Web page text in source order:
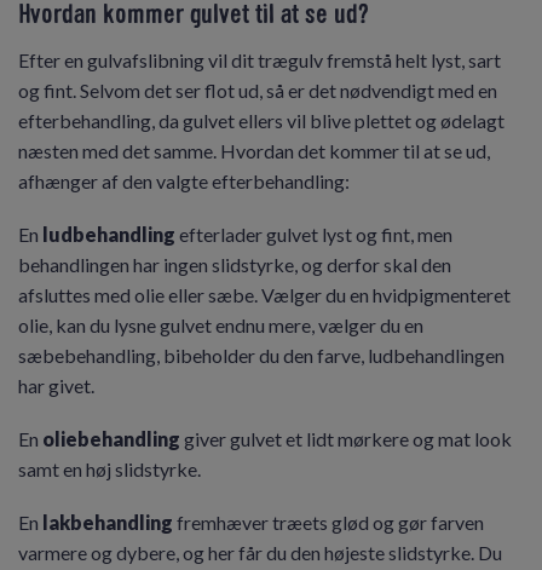
Hvordan kommer gulvet til at se ud?
Efter en gulvafslibning vil dit trægulv fremstå helt lyst, sart
og fint. Selvom det ser flot ud, så er det nødvendigt med en
efterbehandling, da gulvet ellers vil blive plettet og ødelagt
næsten med det samme. Hvordan det kommer til at se ud,
afhænger af den valgte efterbehandling:
En ludbehandling efterlader gulvet lyst og fint, men
behandlingen har ingen slidstyrke, og derfor skal den
afsluttes med olie eller sæbe. Vælger du en hvidpigmenteret
olie, kan du lysne gulvet endnu mere, vælger du en
sæbebehandling, bibeholder du den farve, ludbehandlingen
har givet.
En oliebehandling giver gulvet et lidt mørkere og mat look
samt en høj slidstyrke.
En lakbehandling fremhæver træets glød og gør farven
varmere og dybere, og her får du den højeste slidstyrke. Du